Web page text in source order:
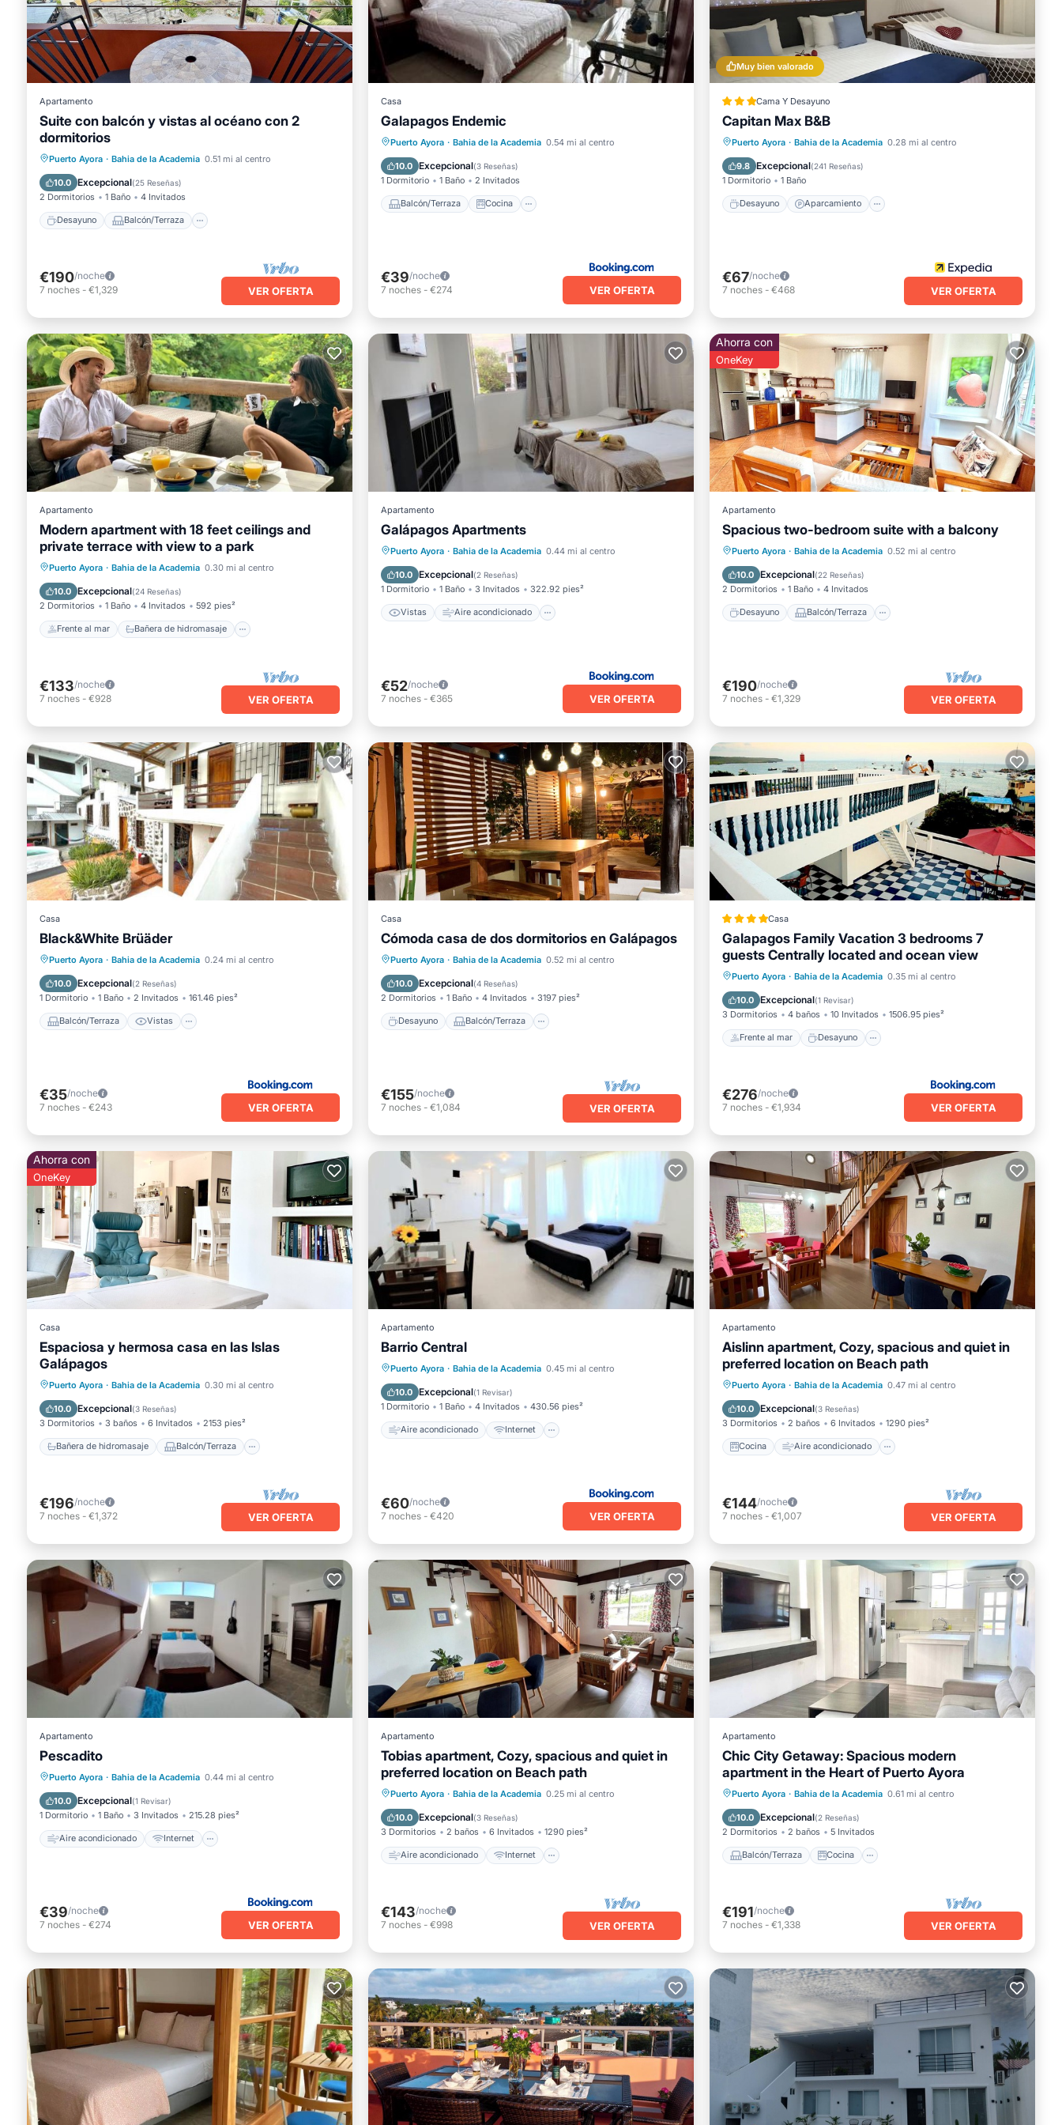
Apartamento
Suite con balcón y vistas al océano con 2
dormitorios
Puerto Ayora · Bahia de la Academia 0.51 mi al centro
10.0 Excepcional(25 Reseñas)
2 Dormitorios 1 Baño 4 Invitados
Desayuno Balcón/Terraza
Desayuno Balcón/Terraza
Cocina
Aire acondicionado
€190/noche
7 noches - €1,329 VER OFERTA
Casa
Galapagos Endemic
Puerto Ayora · Bahia de la Academia 0.54 mi al centro
10.0 Excepcional(3 Reseñas)
1 Dormitorio 1 Baño 2 Invitados
Balcón/Terraza Cocina
Balcón/Terraza
Cocina
Aire acondicionado
€39/noche
7 noches - €274 VER OFERTA
Muy bien valorado
Cama Y Desayuno
Capitan Max B&B
Puerto Ayora · Bahia de la Academia 0.28 mi al centro
9.8 Excepcional(241 Reseñas)
1 Dormitorio 1 Baño
Desayuno Aparcamiento
Desayuno
Aparcamiento
Aire acondicionado
€67/noche
7 noches - €468 VER OFERTA
Apartamento
Modern apartment with 18 feet ceilings and
private terrace with view to a park
Puerto Ayora · Bahia de la Academia 0.30 mi al centro
10.0 Excepcional(24 Reseñas)
2 Dormitorios 1 Baño 4 Invitados 592 pies²
Frente al mar Bañera de hidromasaje
Frente al mar
Bañera de hidromasaje
Aparcamiento
€133/noche
7 noches - €928 VER OFERTA
Apartamento
Galápagos Apartments
Puerto Ayora · Bahia de la Academia 0.44 mi al centro
10.0 Excepcional(2 Reseñas)
1 Dormitorio 1 Baño 3 Invitados 322.92 pies²
Vistas Aire acondicionado
Vistas Aire acondicionado
Internet
Apto para niños
€52/noche
7 noches - €365 VER OFERTA
Ahorra con
OneKey
Apartamento
Spacious two-bedroom suite with a balcony
Puerto Ayora · Bahia de la Academia 0.52 mi al centro
10.0 Excepcional(22 Reseñas)
2 Dormitorios 1 Baño 4 Invitados
Desayuno Balcón/Terraza
Desayuno Balcón/Terraza
Cocina
Aire acondicionado
€190/noche
7 noches - €1,329 VER OFERTA
Casa
Black&White Brüäder
Puerto Ayora · Bahia de la Academia 0.24 mi al centro
10.0 Excepcional(2 Reseñas)
1 Dormitorio 1 Baño 2 Invitados 161.46 pies²
Balcón/Terraza Vistas
Balcón/Terraza Vistas
Cocina
Internet
€35/noche
7 noches - €243 VER OFERTA
Casa
Cómoda casa de dos dormitorios en Galápagos
Puerto Ayora · Bahia de la Academia 0.52 mi al centro
10.0 Excepcional(4 Reseñas)
2 Dormitorios 1 Baño 4 Invitados 3197 pies²
Desayuno Balcón/Terraza
Desayuno Balcón/Terraza
Cocina
Aire acondicionado
€155/noche
7 noches - €1,084 VER OFERTA
Casa
Galapagos Family Vacation 3 bedrooms 7
guests Centrally located and ocean view
Puerto Ayora · Bahia de la Academia 0.35 mi al centro
10.0 Excepcional(1 Revisar)
3 Dormitorios 4 baños 10 Invitados 1506.95 pies²
Frente al mar Desayuno
Frente al mar
Desayuno
Vista al mar
€276/noche
7 noches - €1,934 VER OFERTA
Ahorra con
OneKey
Casa
Espaciosa y hermosa casa en las Islas
Galápagos
Puerto Ayora · Bahia de la Academia 0.30 mi al centro
10.0 Excepcional(3 Reseñas)
3 Dormitorios 3 baños 6 Invitados 2153 pies²
Bañera de hidromasaje Balcón/Terraza
Bañera de hidromasaje
Balcón/Terraza
Cocina
Aire acondicionado
€196/noche
7 noches - €1,372 VER OFERTA
Apartamento
Barrio Central
Puerto Ayora · Bahia de la Academia 0.45 mi al centro
10.0 Excepcional(1 Revisar)
1 Dormitorio 1 Baño 4 Invitados 430.56 pies²
Aire acondicionado Internet
Aire acondicionado
Internet
Apto para niños
€60/noche
7 noches - €420 VER OFERTA
Apartamento
Aislinn apartment, Cozy, spacious and quiet in
preferred location on Beach path
Puerto Ayora · Bahia de la Academia 0.47 mi al centro
10.0 Excepcional(3 Reseñas)
3 Dormitorios 2 baños 6 Invitados 1290 pies²
Cocina Aire acondicionado
Cocina Aire acondicionado
Internet
Apto para niños
€144/noche
7 noches - €1,007 VER OFERTA
Apartamento
Pescadito
Puerto Ayora · Bahia de la Academia 0.44 mi al centro
10.0 Excepcional(1 Revisar)
1 Dormitorio 1 Baño 3 Invitados 215.28 pies²
Aire acondicionado Internet
Aire acondicionado
Internet
Apto para niños
€39/noche
7 noches - €274 VER OFERTA
Apartamento
Tobias apartment, Cozy, spacious and quiet in
preferred location on Beach path
Puerto Ayora · Bahia de la Academia 0.25 mi al centro
10.0 Excepcional(3 Reseñas)
3 Dormitorios 2 baños 6 Invitados 1290 pies²
Aire acondicionado Internet
Aire acondicionado
Internet
Apto para niños
€143/noche
7 noches - €998 VER OFERTA
Apartamento
Chic City Getaway: Spacious modern
apartment in the Heart of Puerto Ayora
Puerto Ayora · Bahia de la Academia 0.61 mi al centro
10.0 Excepcional(2 Reseñas)
2 Dormitorios 2 baños 5 Invitados
Balcón/Terraza Cocina
Balcón/Terraza
Cocina
Aire acondicionado
€191/noche
7 noches - €1,338 VER OFERTA